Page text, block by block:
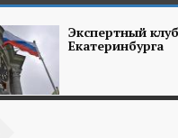
Экспертный клуб
Екатеринбурга